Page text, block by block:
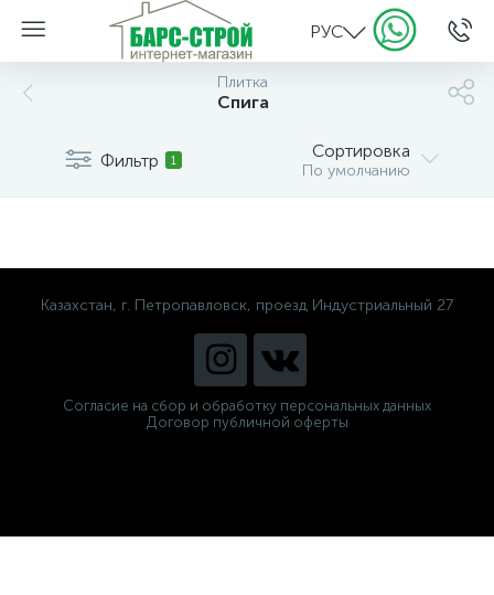
РУС
Плитка
Спига
Фильтр 1 Сортировка
По умолчанию
Казахстан, г. Петропавловск, проезд Индустриальный 27
Согласие на сбор и обработку персональных данных
Договор публичной оферты